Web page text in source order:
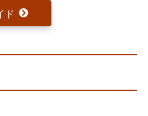
ド